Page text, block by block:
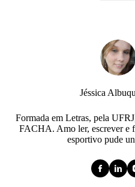
Jéssica
Formada em Letras, pela
FACHA. Amo ler, escrever e
esportivo pude